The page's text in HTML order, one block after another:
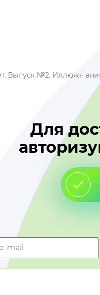
Выпуск №2. Иллюжн
Для